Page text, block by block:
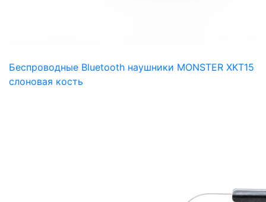
Беспроводные Bluetooth наушники MONSTER XKT15
слоновая кость